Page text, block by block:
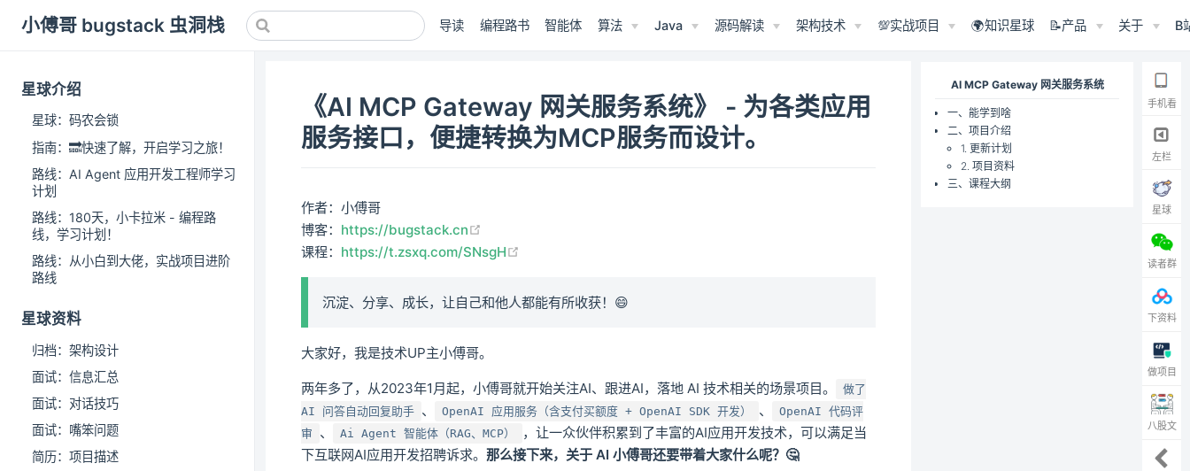
小傅哥 bugstack 虫洞栈 导读 编程路书 智能体 算法 Java 源码解读 架构技术 💯实战项目 🌍知识星球 📝产品 关于 B
星球介绍
星球：码农会锁
指南：🔜快速了解，开启学习之旅！
路线：AI Agent 应用开发工程师学习
计划
路线：180天，小卡拉米 - 编程路
线，学习计划！
路线：从小白到大佬，实战项目进阶
路线
星球资料
归档：架构设计
面试：信息汇总
面试：对话技巧
面试：嘴笨问题
简历：项目描述
《AI MCP Gateway 网关服务系统》 - 为各类应用
服务接口，便捷转换为MCP服务而设计。
作者：小傅哥
博客： https://bugstack.cn
课程： https://t.zsxq.com/SNsgH
沉淀、分享、成长，让自己和他人都能有所收获！😄
大家好，我是技术UP主小傅哥。
两年多了，从2023年1月起，小傅哥就开始关注AI、跟进AI，落地 AI 技术相关的场景项目。
做了
AI 问答自动回复助手 、 OpenAI 应用服务（含支付买额度 + OpenAI SDK 开发） 、
OpenAI 代码评
审
、 Ai Agent 智能体（RAG、MCP）
，让一众伙伴积累到了丰富的AI应用开发技术，可以满足当
下互联网AI应用开发招聘诉求。 那么接下来，关于 AI 小傅哥还要带着大家什么呢？🤔
AI MCP Gateway 网关服务系统
一、能学到啥
二、项目介绍
1. 更新计划
2. 项目资料
三、课程大纲
手机看
左栏
星球
读者群
下资料
做项目
八股文